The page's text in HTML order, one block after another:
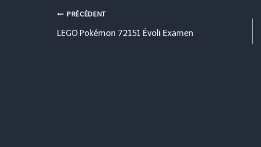
Navigation
PRÉCÉDENT
LEGO Pokémon 72151 Évoli Examen